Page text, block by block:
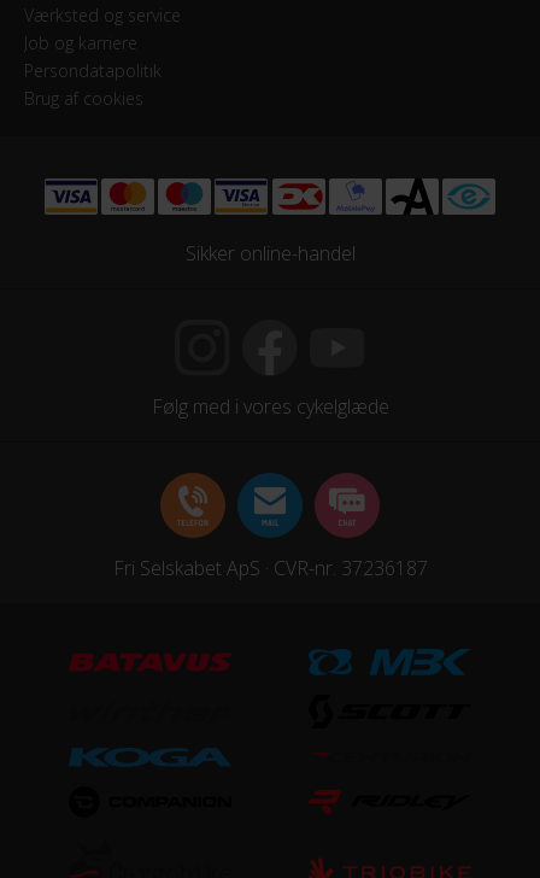
Shimano Aluminium 38T
Samlet antal gear
7
Drejegreb
Stelmateriale
Værksted og service
Job og karriere
Persondatapolitik
Brug af cookies
Sikker online-handel
Følg med i vores cykelglæde
Fri Selskabet ApS · CVR-nr. 37236187